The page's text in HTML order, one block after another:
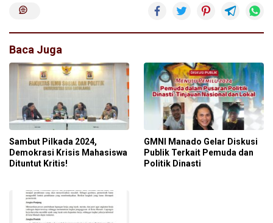
Baca Juga
Sambut Pilkada 2024,
Demokrasi Krisis Mahasiswa
Dituntut Kritis!
GMNI Manado Gelar Diskusi
Publik Terkait Pemuda dan
Politik Dinasti